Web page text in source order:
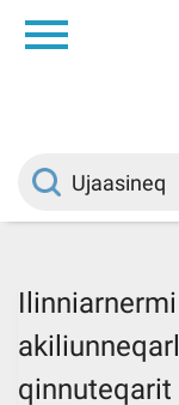
Innuttaasunut
Kommuni
qinnuteqarit